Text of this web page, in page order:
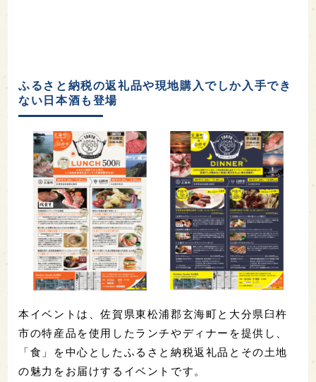
ふるさと納税の返礼品や現地購入でしか入手でき
ない日本酒も登場
本イベントは、佐賀県東松浦郡玄海町と大分県臼杵
市の特産品を使用したランチやディナーを提供し、
「食」を中心としたふるさと納税返礼品とその土地
の魅力をお届けするイベントです。